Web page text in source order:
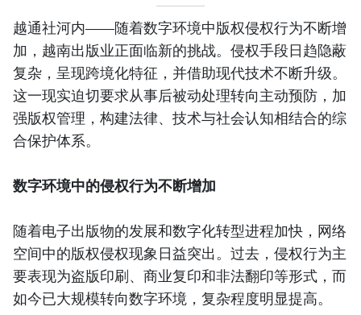
越通社河内——随着数字环境中版权侵权行为不断增
加，越南出版业正面临新的挑战。侵权手段日趋隐蔽
复杂，呈现跨境化特征，并借助现代技术不断升级。
这一现实迫切要求从事后被动处理转向主动预防，加
强版权管理，构建法律、技术与社会认知相结合的综
合保护体系。
数字环境中的侵权行为不断增加
随着电子出版物的发展和数字化转型进程加快，网络
空间中的版权侵权现象日益突出。过去，侵权行为主
要表现为盗版印刷、商业复印和非法翻印等形式，而
如今已大规模转向数字环境，复杂程度明显提高。